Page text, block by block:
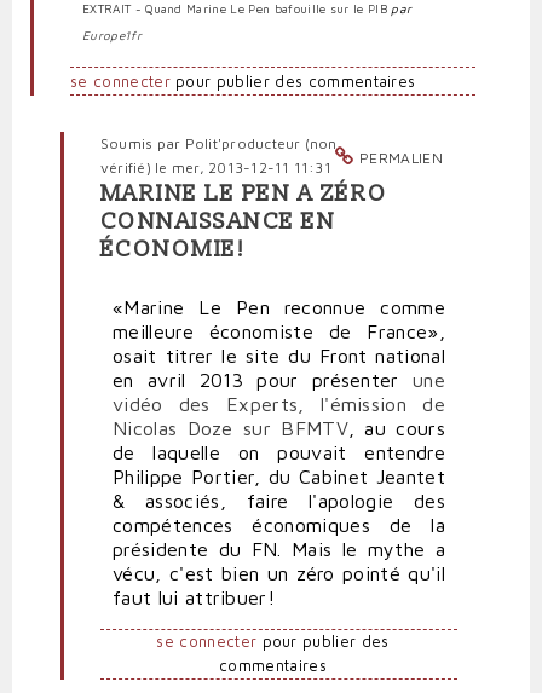
EXTRAIT - Quand Marine Le Pen bafouille sur le PIB par
Europe1fr
se connecterpour publier des commentaires
PERMALIEN
Soumis par Polit'producteur (non
vérifié) le mer, 2013-12-11 11:31
En
réponse
à
se
le
dise
Marine
Le
Pen
est
économiquement
nulle
par
Anti-
MARINE LE PEN A ZÉRO
CONNAISSANCE EN
ÉCONOMIE!
«Marine Le Pen reconnue comme
meilleure économiste de France»,
osait titrer le site du Front national
en avril 2013 pour présenterune
vidéo des Experts, l'émission de
Nicolas Doze sur BFMTV, au cours
de laquelle on pouvait entendre
Philippe Portier, du Cabinet Jeantet
& associés, faire l'apologie des
compétences économiques de la
présidente du FN. Mais le mythe a
vécu, c'est bien un zéro pointé qu'il
faut lui attribuer!
se connecter pour publier des
commentaires